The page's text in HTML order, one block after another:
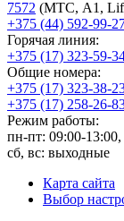
7572 (МТС, A1,
+375 (44) 592-99-
Горячая линия:
+375 (17) 323-59-
Общие номера:
+375 (17) 323-38-
+375 (17) 258-26-
Режим работы:
пн-пт: 09:00-
сб, вс: выходные
Карта сайта
Выбор